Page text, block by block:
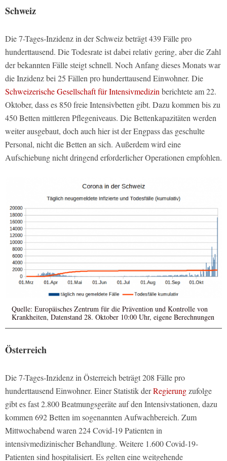
Schweiz
Die 7-Tages-Inzidenz in der Schweiz beträgt 439 Fälle pro
hunderttausend. Die Todesrate ist dabei relativ gering, aber die Zahl
der bekannten Fälle steigt schnell. Noch Anfang dieses Monats war
die Inzidenz bei 25 Fällen pro hunderttausend Einwohner. Die
Schweizerische Gesellschaft für Intensivmedizin berichtete am 22.
Oktober, dass es 850 freie Intensivbetten gibt. Dazu kommen bis zu
450 Betten mittleren Pflegeniveaus. Die Bettenkapazitäten werden
weiter ausgebaut, doch auch hier ist der Engpass das geschulte
Personal, nicht die Betten an sich. Außerdem wird eine
Aufschiebung nicht dringend erforderlicher Operationen empfohlen.
Quelle: Europäisches Zentrum für die Prävention und Kontrolle von
Krankheiten, Datenstand 28. Oktober 10:00 Uhr, eigene Berechnungen
Österreich
Die 7-Tages-Inzidenz in Österreich beträgt 208 Fälle pro
hunderttausend Einwohner. Einer Statistik derRegierungzufolge
gibt es fast 2.800 Beatmungsgeräte auf den Intensivstationen, dazu
kommen 692 Betten im sogenannten Aufwachbereich. Zum
Mittwochabend waren 224 Covid-19 Patienten in
intensivmedizinischer Behandlung. Weitere 1.600 Covid-19-
Patienten sind hospitalisiert. Es gelten eine weitgehende